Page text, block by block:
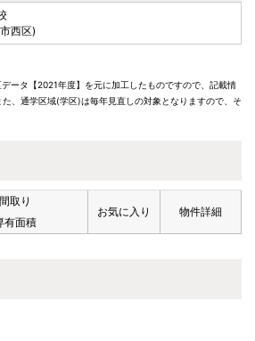
西区)
ータ【2021年度】を元に加工したものですので、記載情
、通学区域(学区)は毎年見直しの対象となりますので、そ
間取り
有面積
お気に入り 物件詳細